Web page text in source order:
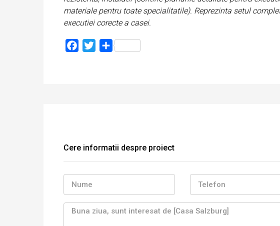
materiale pentru toate specialitatile). Reprezinta setul
executiei corecte a casei.
Facebook
TwitterPartajează
Cere informatii despre proiect